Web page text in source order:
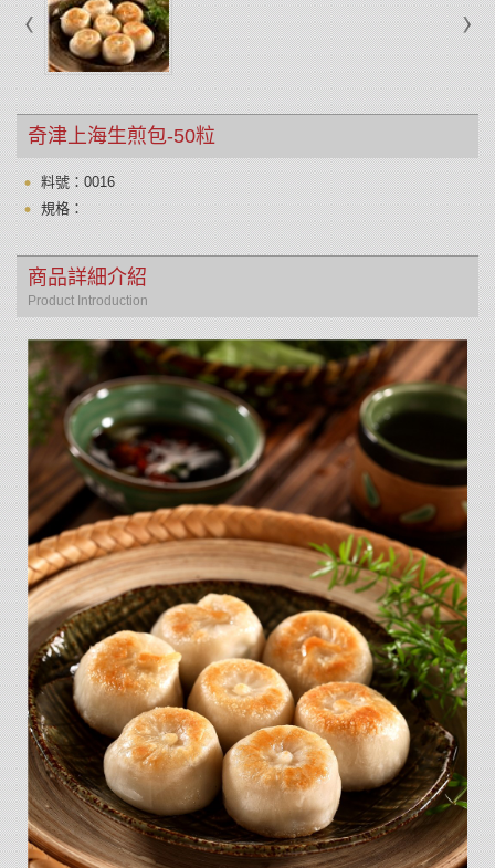
奇津上海生煎包-50粒
料號：0016
規格：
商品詳細介紹
Product Introduction